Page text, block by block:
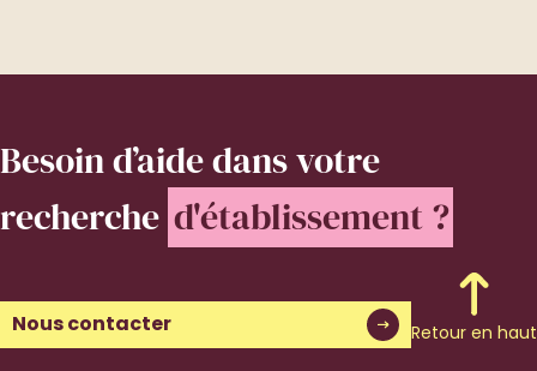
Besoin d’aidedans votre
recherche d'établissement ?
Nous contacter Retour en haut